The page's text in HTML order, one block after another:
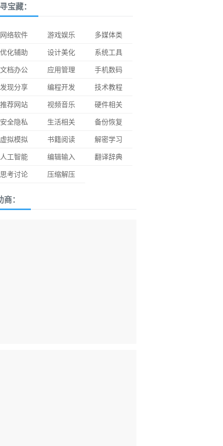
宝藏：
网络软件 游戏娱乐
多媒体类
优化辅助
设计美化
系统工具
文档办公
应用管理
手机数码
发现分享
编程开发
技术教程
推荐网站
视频音乐
硬件相关
安全隐私
生活相关
备份恢复
虚拟模拟
书籍阅读
解密学习
人工智能
编辑输入
翻译辞典
思考讨论
压缩解压
商：